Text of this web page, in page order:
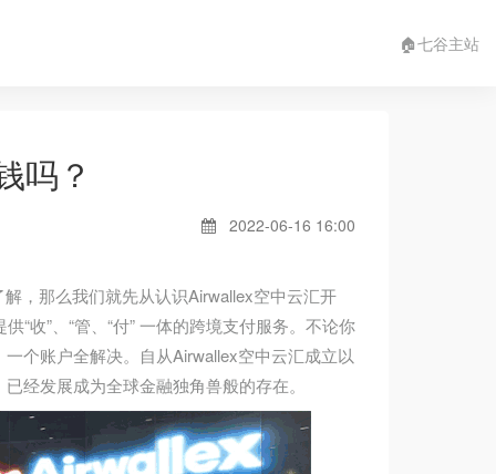
🏠七谷主站
吗？
2022-06-16 16:00
，那么我们就先从认识Airwallex空中云汇开
“收”、“管、“付” 一体的跨境支付服务。不论你
个账户全解决。自从Airwallex空中云汇成立以
经发展成为全球金融独角兽般的存在。